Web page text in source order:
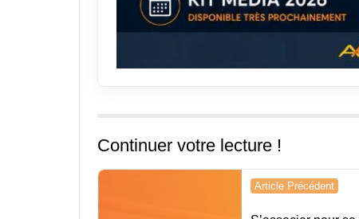
Continuer votre lecture !
Navigation
de
Article Précédent